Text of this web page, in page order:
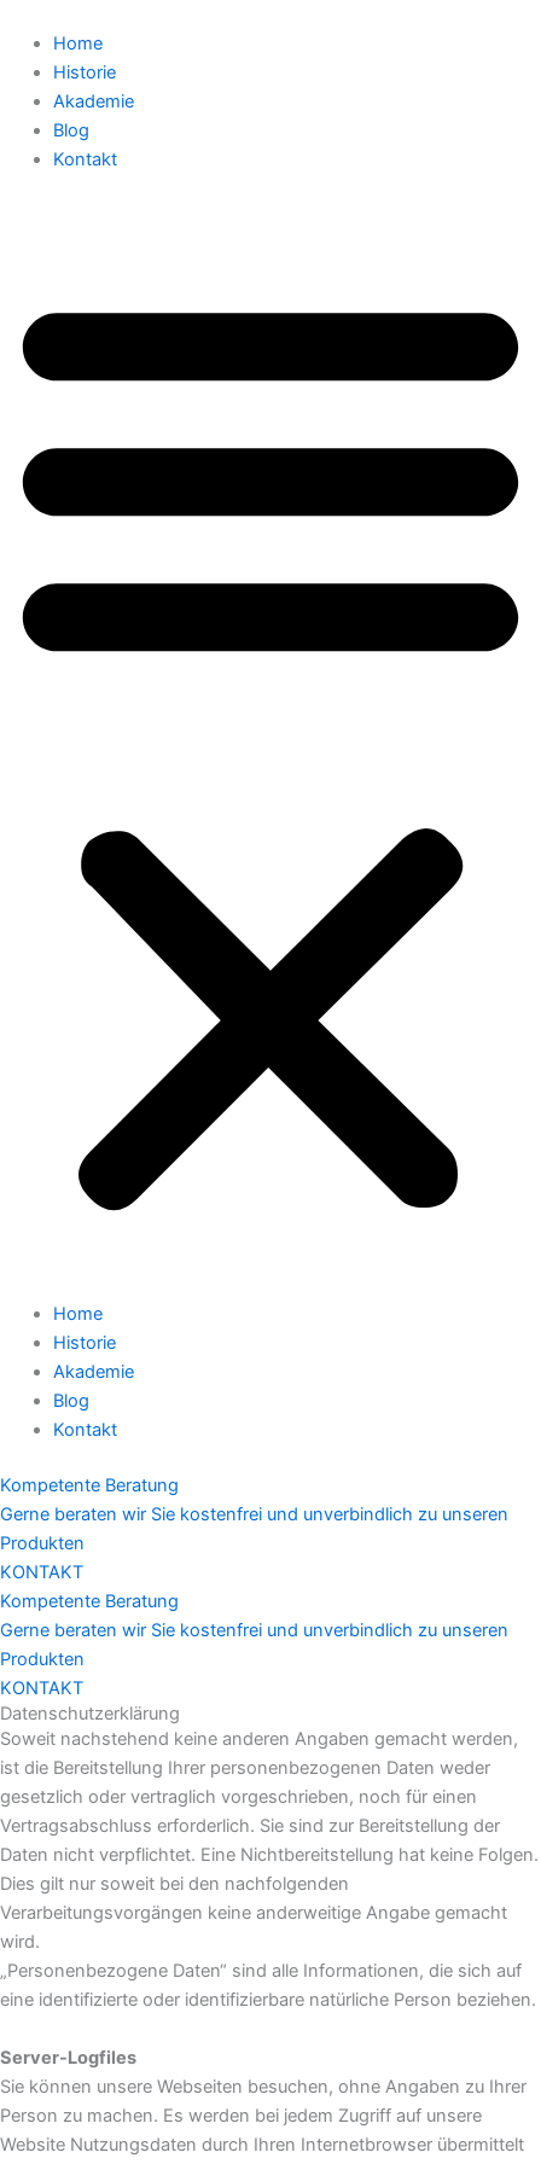
Inhalt
springen
Home
Historie
Akademie
Blog
Kontakt
Home
Historie
Akademie
Blog
Kontakt
Kompetente Beratung
Gerne beraten wir Sie kostenfrei und unverbindlich zu unseren
Produkten
KONTAKT
Kompetente Beratung
Gerne beraten wir Sie kostenfrei und unverbindlich zu unseren
Produkten
KONTAKT
Datenschutzerklärung
Soweit nachstehend keine anderen Angaben gemacht werden,
ist die Bereitstellung Ihrer personenbezogenen Daten weder
gesetzlich oder vertraglich vorgeschrieben, noch für einen
Vertragsabschluss erforderlich. Sie sind zur Bereitstellung der
Daten nicht verpflichtet. Eine Nichtbereitstellung hat keine Folgen.
Dies gilt nur soweit bei den nachfolgenden
Verarbeitungsvorgängen keine anderweitige Angabe gemacht
wird.
„Personenbezogene Daten“ sind alle Informationen, die sich auf
eine identifizierte oder identifizierbare natürliche Person beziehen.
Server-Logfiles
Sie können unsere Webseiten besuchen, ohne Angaben zu Ihrer
Person zu machen. Es werden bei jedem Zugriff auf unsere
Website Nutzungsdaten durch Ihren Internetbrowser übermittelt